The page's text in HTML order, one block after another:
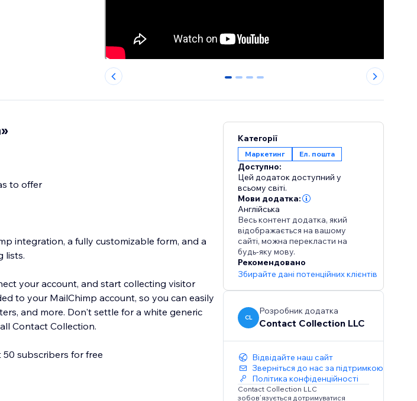
0 1 2 3
to offer
integration, a fully customizable form, and a
lists.
your account, and start collecting visitor
to your MailChimp account, so you can easily
and more. Don't settle for a white generic
Contact Collection.
subscribers for free
Категорії
Маркетинг Ел. пошта
Доступно:
Цей додаток доступний у
всьому світі.
Мови додатка:
Англійська
Весь контент додатка, який
відображається на вашому
сайті, можна перекласти на
будь-яку мову.
Рекомендовано
Збирайте дані потенційних клієнтів
CL
Розробник додатка
Contact Collection LLC
Відвідайте наш сайт
Зверніться до нас за підтримкою
Політика конфіденційності
Contact Collection LLC
зобов’язується дотримуватися